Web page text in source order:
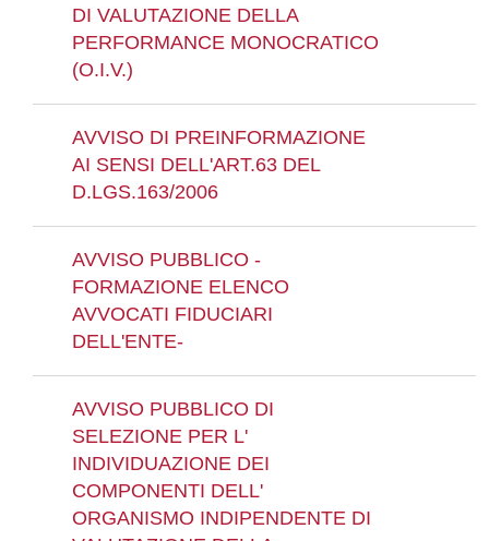
DI VALUTAZIONE DELLA
PERFORMANCE MONOCRATICO
(O.I.V.)
AVVISO DI PREINFORMAZIONE
AI SENSI DELL'ART.63 DEL
D.LGS.163/2006
AVVISO PUBBLICO -
FORMAZIONE ELENCO
AVVOCATI FIDUCIARI
DELL'ENTE-
AVVISO PUBBLICO DI
SELEZIONE PER L'
INDIVIDUAZIONE DEI
COMPONENTI DELL'
ORGANISMO INDIPENDENTE DI